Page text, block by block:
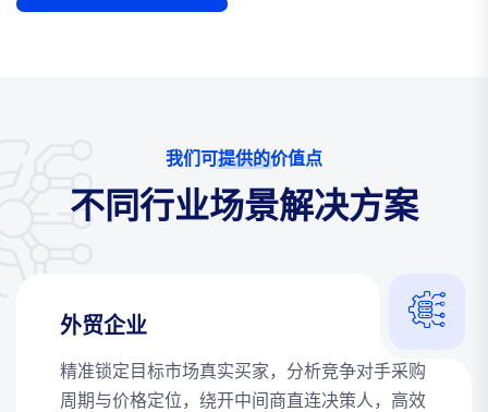
我们可提供的价值点
不同行业场景解决方案
外贸企业
精准锁定目标市场真实买家，分析竞争对手采购
周期与价格定位，绕开中间商直连决策人，高效